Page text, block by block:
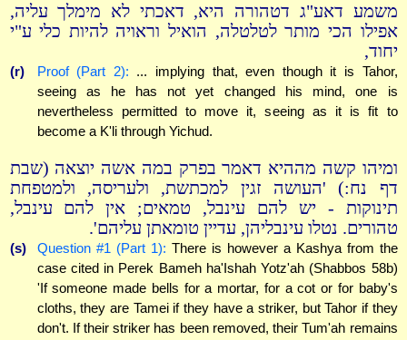
משמע דאע"ג דטהורה היא, דאכתי לא מימלך עליה,
אפילו הכי מותר לטלטלה, הואיל וראויה להיות כלי ע"י
יחוד,
(r) Proof (Part 2): ... implying that, even though it is Tahor,
seeing as he has not yet changed his mind, one is
nevertheless permitted to move it, seeing as it is fit to
become a K'li through Yichud.
ומיהו קשה מההיא דאמר בפרק במה אשה יוצאה (שבת
דף נח:) 'העושה זגין למכתשת, ולעריסה, ולמטפחת
תינוקות - יש להם עינבל, טמאים; אין להם עינבל,
טהורים. נטלו עינבליהן, עדיין טומאתן עליהם'.
(s) Question #1 (Part 1): There is however a Kashya from the
case cited in Perek Bameh ha'Ishah Yotz'ah (Shabbos 58b)
'If someone made bells for a mortar, for a cot or for baby's
cloths, they are Tamei if they have a striker, but Tahor if they
don't. If their striker has been removed, their Tum'ah remains